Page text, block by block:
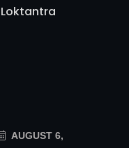
AUGUST 6,